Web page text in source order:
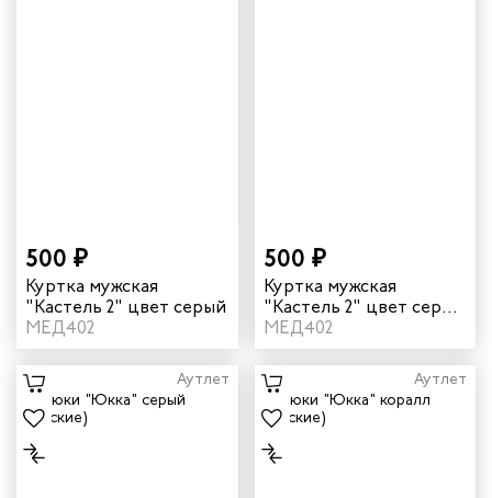
500 ₽
Куртка мужская
"Кастель 2" цвет серый
МЕД402
500 ₽
Куртка мужская
"Кастель 2" цвет серо-
голубой
МЕД402
Аутлет Аутлет